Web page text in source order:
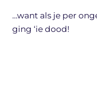
…want als je per
ging ‘ie dood!